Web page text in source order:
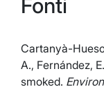
Fonti
Cartanyà-
A., Fernández,
smoked.